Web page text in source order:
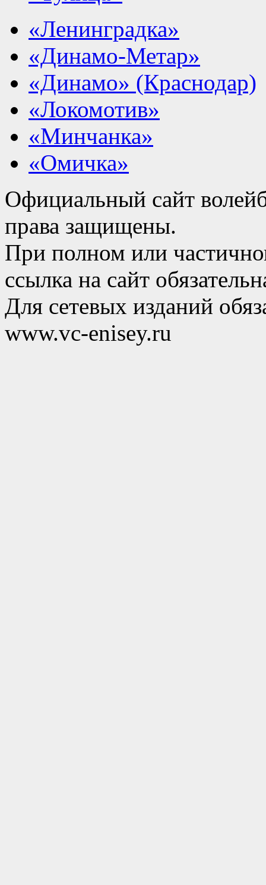
«Ленинградка»
«Динамо-Метар»
«Динамо» (Краснодар)
«Локомотив»
«Минчанка»
«Омичка»
Официальный сайт
права защищены.
При полном или
ссылка на сайт
Для сетевых изданий
www.vc-enisey.ru